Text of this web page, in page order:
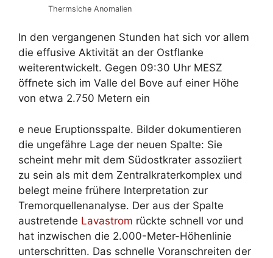
Thermsiche Anomalien
In den vergangenen Stunden hat sich vor allem
die effusive Aktivität an der Ostflanke
weiterentwickelt. Gegen 09:30 Uhr MESZ
öffnete sich im Valle del Bove auf einer Höhe
von etwa 2.750 Metern ein
e neue Eruptionsspalte. Bilder dokumentieren
die ungefähre Lage der neuen Spalte: Sie
scheint mehr mit dem Südostkrater assoziiert
zu sein als mit dem Zentralkraterkomplex und
belegt meine frühere Interpretation zur
Tremorquellenanalyse. Der aus der Spalte
austretende Lavastrom rückte schnell vor und
hat inzwischen die 2.000-Meter-Höhenlinie
unterschritten. Das schnelle Voranschreiten der